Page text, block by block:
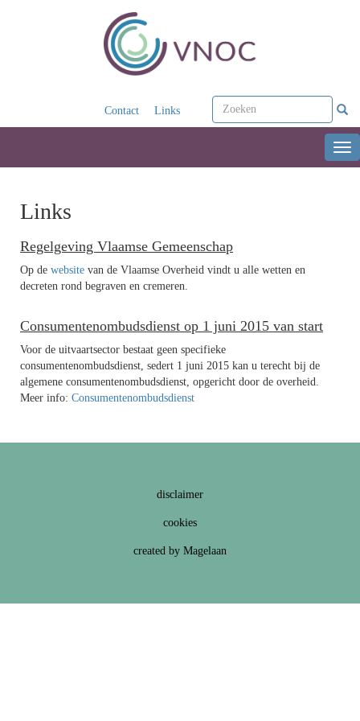
Contact Links
Links
Regelgeving Vlaamse Gemeenschap
Op de website van de Vlaamse Overheid vindt u alle wetten en
decreten rond begraven en cremeren.
Consumentenombudsdienst op 1 juni 2015 van start
Voor de uitvaartsector bestaat geen specifieke
consumentenombudsdienst, sedert 1 juni 2015 kan u terecht bij de
algemene consumentenombudsdienst, opgericht door de overheid.
Meer info: Consumentenombudsdienst
disclaimer
cookies
created by Magelaan